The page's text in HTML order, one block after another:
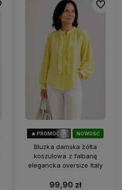
ulubionych
NOWOŚĆ
OKAZJA
🔥 PROMOCJA
Bluzka damska żółta
koszulowa z falbaną
elegancka oversize Italy
99,90 zł
Do